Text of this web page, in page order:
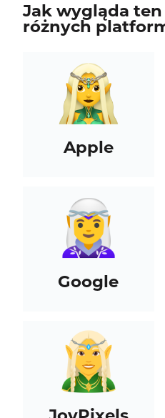
Jak wygląda
różnych
Apple
Google